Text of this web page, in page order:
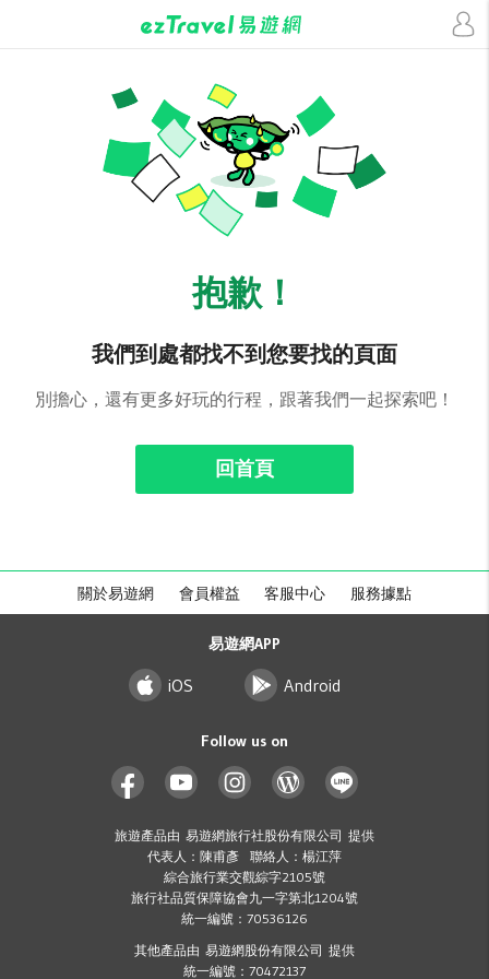
抱歉！
我們到處都找不到您要找的頁面
別擔心，還有更多好玩的行程，跟著我們一起探索吧！
回首頁
關於易遊網 會員權益 客服中心 服務據點
易遊網APP
iOS Android
Follow us on
旅遊產品由 易遊網旅行社股份有限公司 提供
代表人：陳甫彥 聯絡人：楊江萍
綜合旅行業交觀綜字2105號
旅行社品質保障協會九一字第北1204號
統一編號：70536126
其他產品由 易遊網股份有限公司 提供
統一編號：70472137